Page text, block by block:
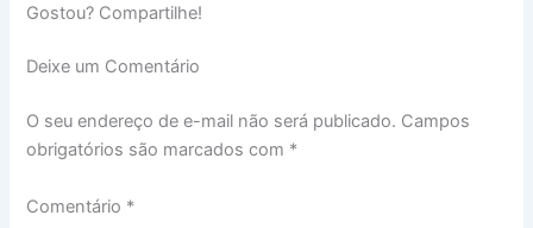
Gostou? Compartilhe!
Deixe um Comentário
O seu endereço de e-mail não será publicado. Campos
obrigatórios são marcados com *
Comentário *